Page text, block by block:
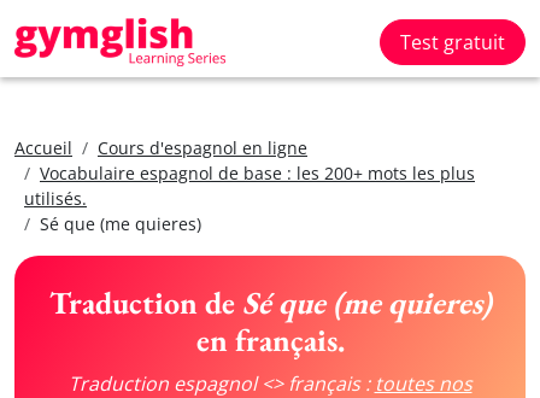
Test gratuit
Accueil
Cours d'espagnol en ligne
Vocabulaire espagnol de base : les 200+ mots les plus
utilisés.
Sé que (me quieres)
Traduction de Sé que (me quieres)
en français.
Traduction espagnol <> français : toutes nos